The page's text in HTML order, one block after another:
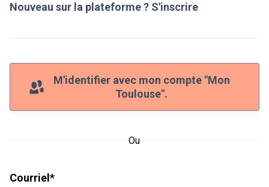
Nouveau sur la plateforme ? S'inscrire
M'identifier avec mon compte "Mon
Toulouse".
Ou
Courriel *Champ obligatoire